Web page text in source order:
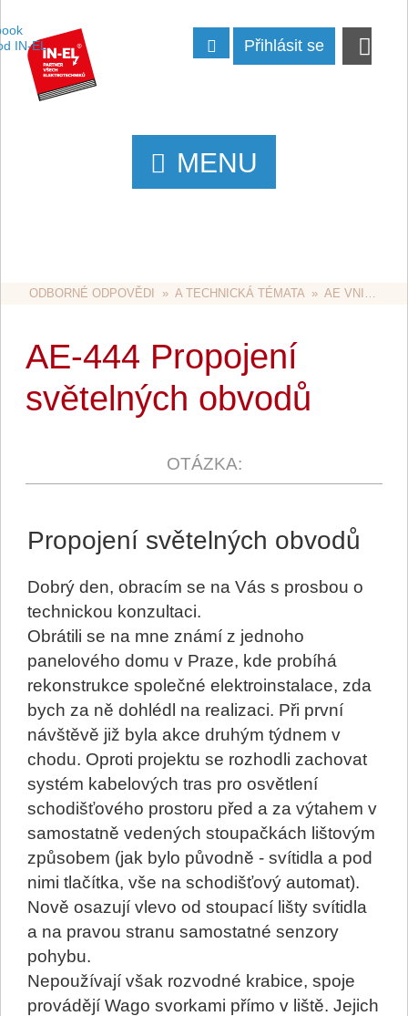
Přihlásit se
MENU
ODBORNÉ ODPOVĚDI
  »
A TECHNICKÁ TÉMATA
  »
AE VNITŘNÍ ROZVODY
AE-444 Propojení
světelných obvodů
Propojení světelných obvodů
Dobrý den, obracím se na Vás s prosbou o
technickou konzultaci.
Obrátili se na mne známí z jednoho
panelového domu v Praze, kde probíhá
rekonstrukce společné elektroinstalace, zda
bych za ně dohlédl na realizaci. Při první
návštěvě již byla akce druhým týdnem v
chodu. Oproti projektu se rozhodli zachovat
systém kabelových tras pro osvětlení
schodišťového prostoru před a za výtahem v
samostatně vedených stoupačkách lištovým
způsobem (jak bylo původně - svítidla a pod
nimi tlačítka, vše na schodišťový automat).
Nově osazují vlevo od stoupací lišty svítidla
a na pravou stranu samostatné senzory
pohybu.
Nepoužívají však rozvodné krabice, spoje
provádějí Wago svorkami přímo v liště. Jejich